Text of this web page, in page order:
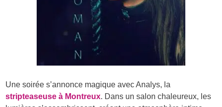
Une soirée s’annonce magique avec Analys, la
stripteaseuse à Montreux. Dans un salon chaleureux, les